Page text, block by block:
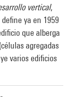
vertical,
ya en 1959
que alberga
agregadas
varios edificios